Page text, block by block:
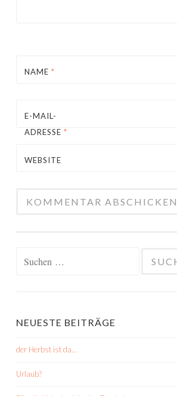
NAME *
E-MAIL-
ADRESSE *
WEBSITE
NEUESTE BEITRÄGE
der Herbst ist da…
Urlaub?